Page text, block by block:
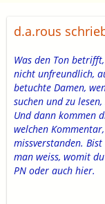
d.a.rous
Was den Ton
nicht unfreundlich,
betuchte Damen,
suchen und zu
Und dann kommen
welchen
missverstanden.
man weiss, womit
PN oder auch hier.